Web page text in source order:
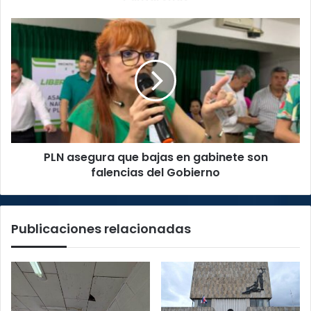
PLN
bajas
en
gabinete
son
falencias
del
GobiernoPLN asegura que bajas en gabinete son
falencias del Gobierno
Publicaciones relacionadas